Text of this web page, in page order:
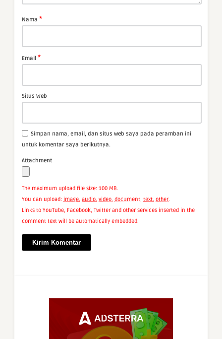
Nama *
Email *
Situs Web
Simpan nama, email, dan situs web saya pada peramban ini
untuk komentar saya berikutnya.
Attachment
The maximum upload file size: 100 MB.
You can upload: image, audio, video, document, text, other.
Links to YouTube, Facebook, Twitter and other services inserted in the
comment text will be automatically embedded.